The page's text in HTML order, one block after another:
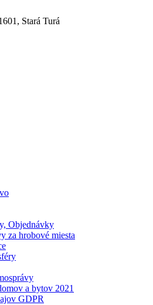
Stará Turá
Objednávky
za hrobové miesta
a bytov 2021
GDPR